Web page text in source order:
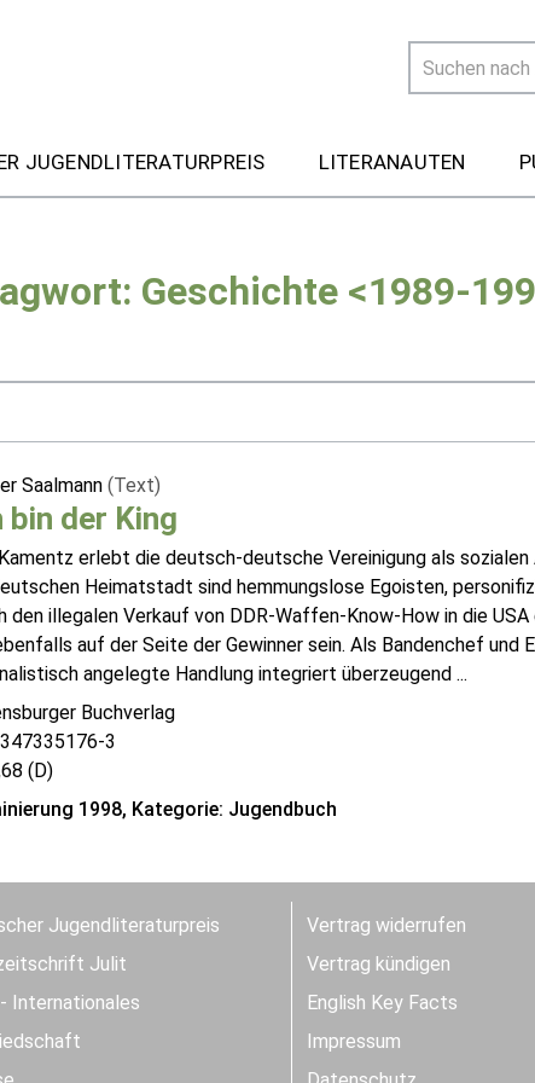
JUGENDLITERATURPREIS LITERANAUTEN
Geschichte <1989-
Saalmann (Text)
bin der King
erlebt die deutsch-deutsche Vereinigung als
Heimatstadt sind hemmungslose Egoisten,
den illegalen Verkauf von DDR-Waffen-Know-How in die
auf der Seite der Gewinner sein. Als Bandenchef und
angelegte Handlung integriert überzeugend ...
Buchverlag
3
(D)
1998, Kategorie: Jugendbuch
Jugendliteraturpreis
Julit
Internationales
Vertrag widerrufen
Vertrag kündigen
English Key Facts
Impressum